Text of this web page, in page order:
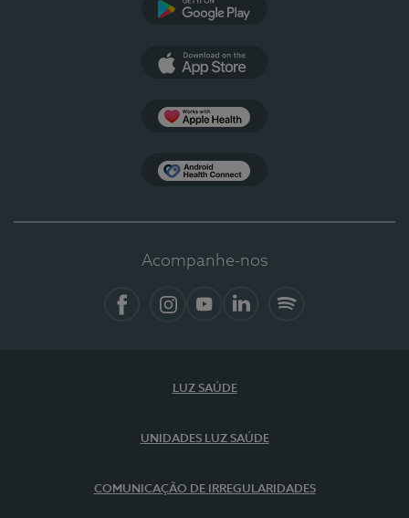
Acompanhe-nos
LUZ SAÚDE
UNIDADES LUZ SAÚDE
COMUNICAÇÃO DE IRREGULARIDADES